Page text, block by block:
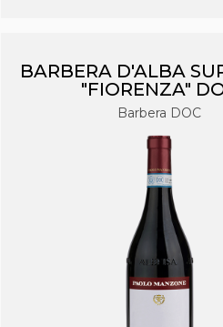
BARBERA D'ALBA
"FIORENZA"
Barbera DOC